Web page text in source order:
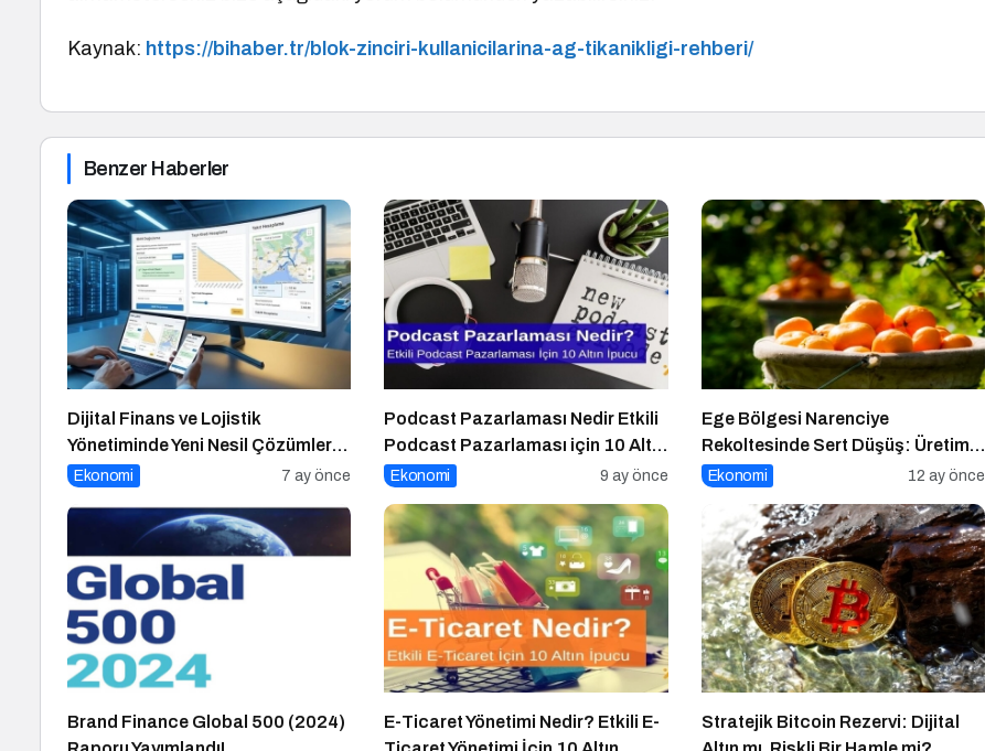
Kaynak: https://bihaber.tr/blok-zinciri-kullanicilarina-ag-tikanikligi-rehberi/
Benzer Haberler
Dijital Finans ve Lojistik
Yönetiminde Yeni Nesil Çözümler:
Tam Liste Araçlarının Stratejik
Ekonomi 7 ay önce
Podcast Pazarlaması Nedir Etkili
Podcast Pazarlaması için 10 Altın
İpucu
Ekonomi 9 ay önce
Ege Bölgesi Narenciye
Rekoltesinde Sert Düşüş: Üretim
Yüzde 34 Azaldı
Ekonomi 12 ay önce
Brand Finance Global 500 (2024)
E-Ticaret Yönetimi Nedir? Etkili E-
Stratejik Bitcoin Rezervi: Dijital